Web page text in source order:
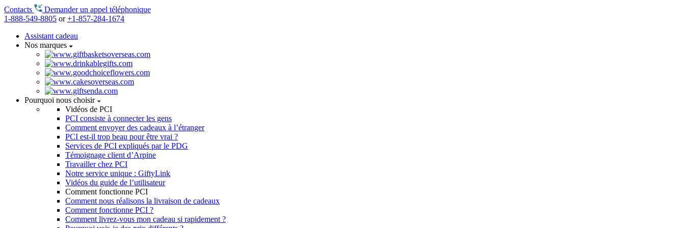
Contacts
Demander un appel téléphonique
1-888-549-8805 or+1-857-284-1674
Assistant cadeau
Nos marques
Pourquoi nous choisir
Vidéos de PCI
PCI consiste à connecter les gens
Comment envoyer des cadeaux à l’étranger
PCI est-il trop beau pour être vrai ?
Services de PCI expliqués par le PDG
Témoignage client d’Arpine
Travailler chez PCI
Notre service unique : GiftyLink
Vidéos du guide de l’utilisateur
Comment fonctionne PCI
Comment nous réalisons la livraison de cadeaux
Comment fonctionne PCI ?
Comment livrez-vous mon cadeau si rapidement ?